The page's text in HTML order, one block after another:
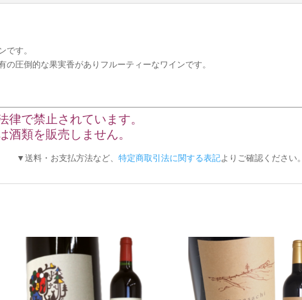
です。
の圧倒的な果実香がありフルーティーなワインです。
で禁止されています。
類を販売しません。
▼送料・お支払方法など、特定商取引法に関する表記よりご確認ください。